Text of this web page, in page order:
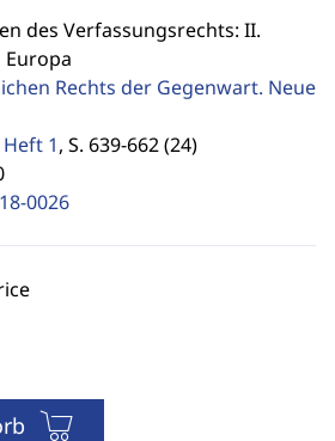
des Verfassungsrechts: II.
Rechts der Gegenwart. Neue
Heft 1, S. 639-662 (24)
0026